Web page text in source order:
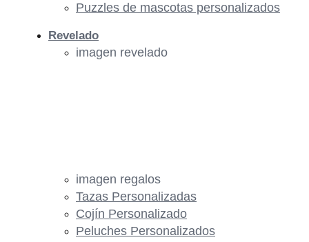
imagen regalos
Tazas Personalizadas
Cojín Personalizado
Peluches Personalizados
Puzzles de mascotas personalizados
Revelado
imagen revelado